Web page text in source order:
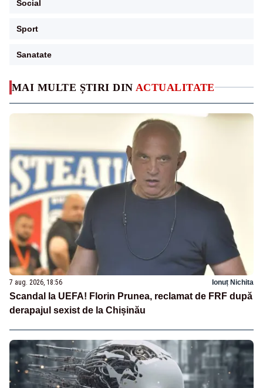
MAI MULTE ȘTIRI DIN ACTUALITATE
7 aug. 2026, 18:56 Ionuț Nichita
Scandal la UEFA! Florin Prunea, reclamat de FRF după
derapajul sexist de la Chișinău
Social
Sport
Sanatate